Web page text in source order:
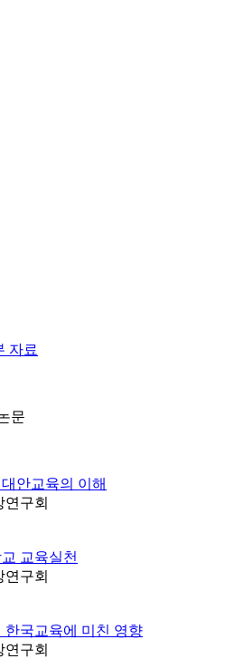
자료
문
안교육의 이해
연구회
교육실천
연구회
한국교육에 미친 영향
연구회